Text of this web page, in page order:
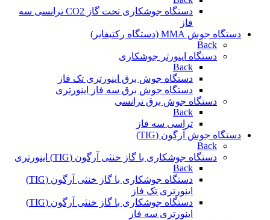
دستگاه جوشکاری تحت گاز CO2 ترانسی سه
فاز
دستگاه جوش MMA (دستگاه رکتیفایر)
Back
دستگاه اینورتر جوشکاری
Back
دستگاه جوش برق اینورتری تک فاز
دستگاه جوش برق سه فاز اینورتری
دستگاه جوش برق ترانسی
Back
تراسی سه فاز
دستگاه جوش آرگون (TIG)
Back
دستگاه جوشکاری با گاز خنثی آرگون (TIG) اینورتری
Back
دستگاه جوشکاری با گاز خنثی آرگون (TIG)
اینورتری تک فاز
دستگاه جوشکاری با گاز خنثی آرگون (TIG)
اینورتری سه فاز